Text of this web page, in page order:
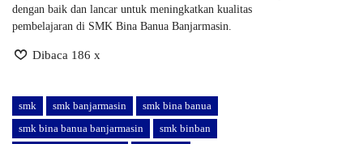
dengan baik dan lancar untuk meningkatkan kualitas
pembelajaran di SMK Bina Banua Banjarmasin.
Dibaca 186 x
smk smk banjarmasin
smk bina banua
smk bina banua banjarmasin
smk binban